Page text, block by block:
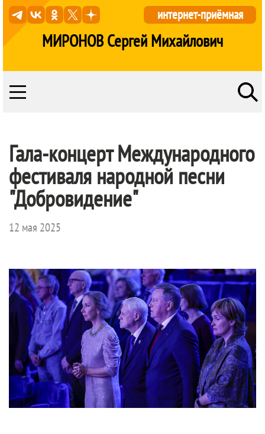
МИРОНОВ Сергей Михайлович
интернет-приёмная
Гала-концерт Международного
фестиваля народной песни
"Добровидение"
12 мая 2025